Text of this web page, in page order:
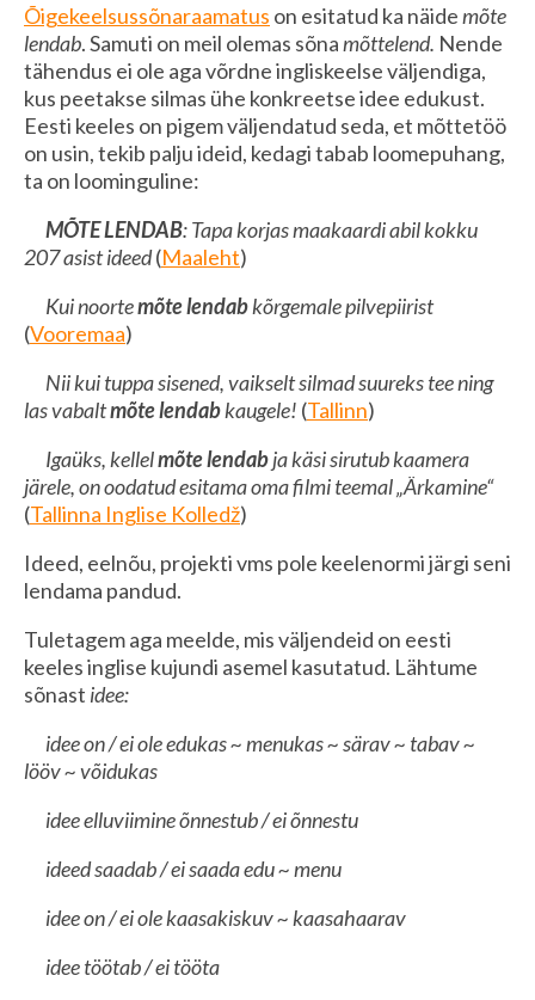
Õigekeelsussõnaraamatus on esitatud ka näidemõte
lendab. Samuti on meil olemas sõnamõttelend. Nende
tähendus ei ole aga võrdne ingliskeelse väljendiga,
kus peetakse silmas ühe konkreetse idee edukust.
Eesti keeles on pigem väljendatud seda, et mõttetöö
on usin, tekib palju ideid, kedagi tabab loomepuhang,
ta on loominguline:
MÕTE LENDAB: Tapa korjas maakaardi abil kokku
207 asist ideed(Maaleht)
Kui noortemõte lendabkõrgemale pilvepiirist
(Vooremaa)
Nii kui tuppa sisened, vaikselt silmad suureks tee ning
las vabaltmõte lendabkaugele! (Tallinn)
Igaüks, kellelmõte lendabja käsi sirutub kaamera
järele, on oodatud esitama oma filmi teemal „Ärkamine“
(Tallinna Inglise Kolledž)
Ideed, eelnõu, projekti vms pole keelenormi järgi seni
lendama pandud.
Tuletagem aga meelde, mis väljendeid on eesti
keeles inglise kujundi asemel kasutatud. Lähtume
sõnast idee:
idee on / ei ole edukas ~ menukas ~ särav ~ tabav ~
lööv ~ võidukas
idee elluviimine õnnestub / ei õnnestu
ideed saadab / ei saada edu ~ menu
idee on / ei ole kaasakiskuv ~ kaasahaarav
idee töötab / ei tööta